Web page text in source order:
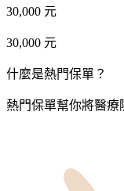
30,000 元
30,000 元
什麼是熱門保單？
熱門保單幫你將醫療